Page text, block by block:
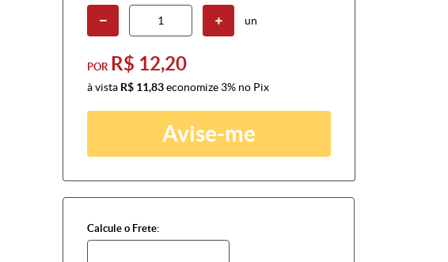
un
POR R$ 12,20
à vista R$ 11,83economize 3% no Pix
Avise-me
Calcule o Frete: